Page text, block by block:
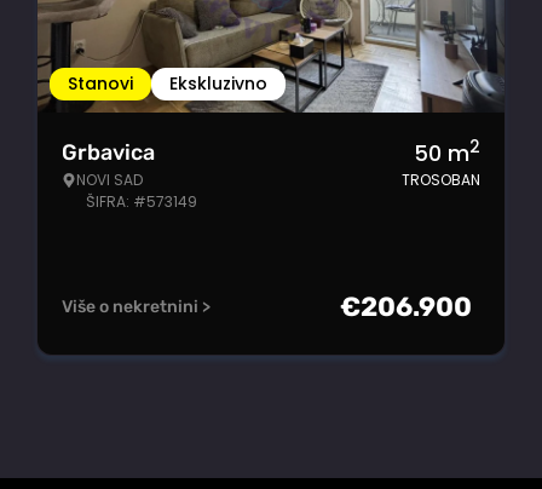
Stanovi Ekskluzivno
Grbavica
NOVI SAD
ŠIFRA: #573149
50 m2
TROSOBAN
Više o nekretnini > €206.900